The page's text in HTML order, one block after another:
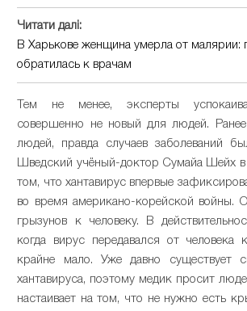
Читати далі:
В Харькове женщина умерла от малярии:
обратилась к врачам
Тем не менее, эксперты
совершенно не новый для людей.
людей, правда случаев заболеваний
Шведский учёный-доктор Сумайа Шейх в
том, что хантавирус впервые
во время американо-корейской войны.
грызунов к человеку. В
когда вирус передавался от человека
крайне мало. Уже давно существует
хантавируса, поэтому медик просит
настаивает на том, что не нужно есть